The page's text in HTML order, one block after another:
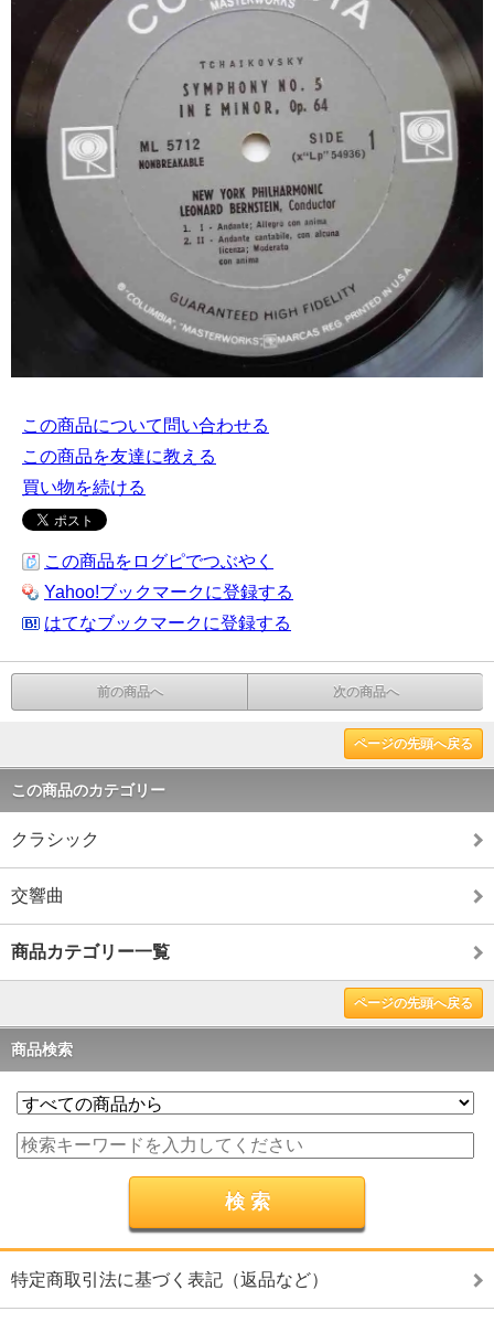
この商品について問い合わせる
この商品を友達に教える
買い物を続ける
この商品をログピでつぶやく
Yahoo!ブックマークに登録する
はてなブックマークに登録する
前の商品へ 次の商品へ
ページの先頭へ戻る
この商品のカテゴリー
クラシック
交響曲
商品カテゴリー一覧
ページの先頭へ戻る
商品検索
特定商取引法に基づく表記（返品など）